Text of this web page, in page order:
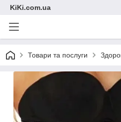
KiKi.com.ua
Товари та послуги